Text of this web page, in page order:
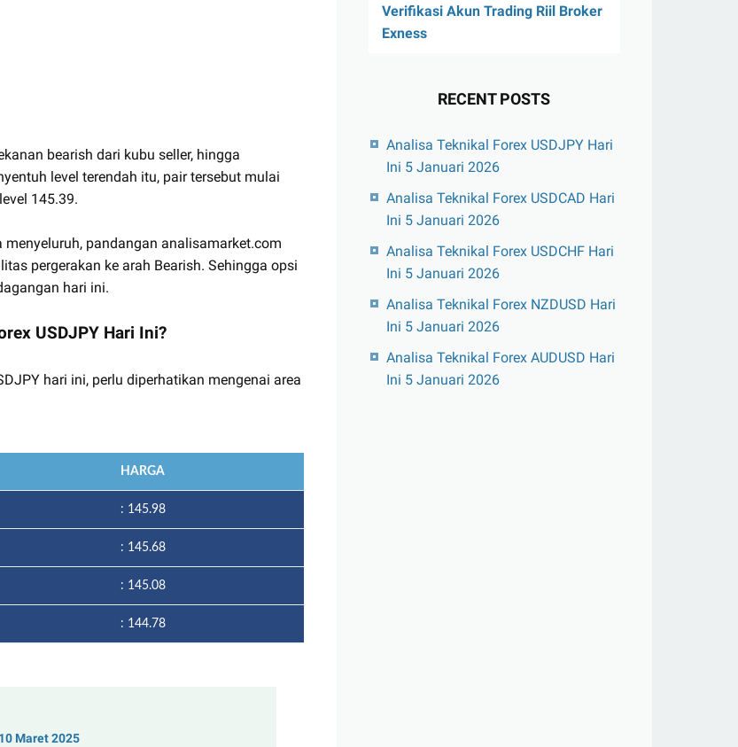
bearish dari kubu seller, hingga
level terendah itu, pair tersebut mulai
145.39.
pandangan analisamarket.com
pergerakan ke arah Bearish. Sehingga opsi
hari ini.
USDJPY Hari Ini?
hari ini, perlu diperhatikan mengenai area
HARGA
: 145.98
: 145.68
: 145.08
: 144.78
Maret 2025
Verifikasi Akun Trading Riil Broker
Exness
RECENT POSTS
Analisa Teknikal Forex USDJPY Hari
Ini 5 Januari 2026
Analisa Teknikal Forex USDCAD Hari
Ini 5 Januari 2026
Analisa Teknikal Forex USDCHF Hari
Ini 5 Januari 2026
Analisa Teknikal Forex NZDUSD Hari
Ini 5 Januari 2026
Analisa Teknikal Forex AUDUSD Hari
Ini 5 Januari 2026